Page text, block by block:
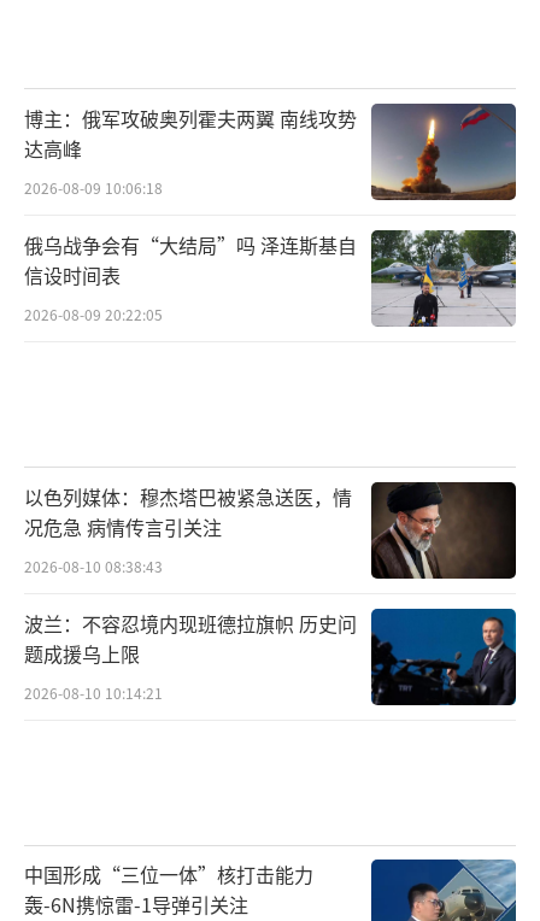
博主：俄军攻破奥列霍夫两翼 南线攻势
达高峰
2026-08-09 10:06:18
俄乌战争会有“大结局”吗 泽连斯基自
信设时间表
2026-08-09 20:22:05
以色列媒体：穆杰塔巴被紧急送医，情
况危急 病情传言引关注
2026-08-10 08:38:43
波兰：不容忍境内现班德拉旗帜 历史问
题成援乌上限
2026-08-10 10:14:21
中国形成“三位一体”核打击能力
轰-6N携惊雷-1导弹引关注